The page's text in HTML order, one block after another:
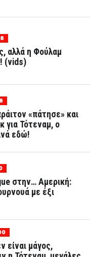
αλλά η Φούλαμ
(vids)
«πάτησε» και
για Τότεναμ, ο
εδώ!
στην… Αμερική:
με έξι
είναι μάγος,